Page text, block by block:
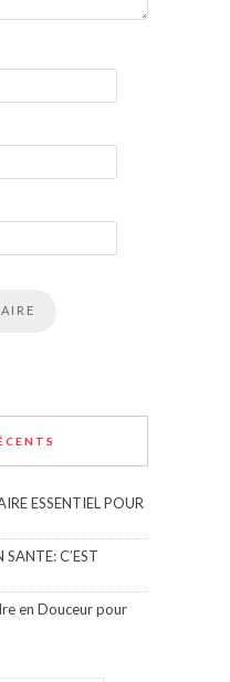
ESSENTIEL POUR
SANTE: C’EST
en Douceur pour